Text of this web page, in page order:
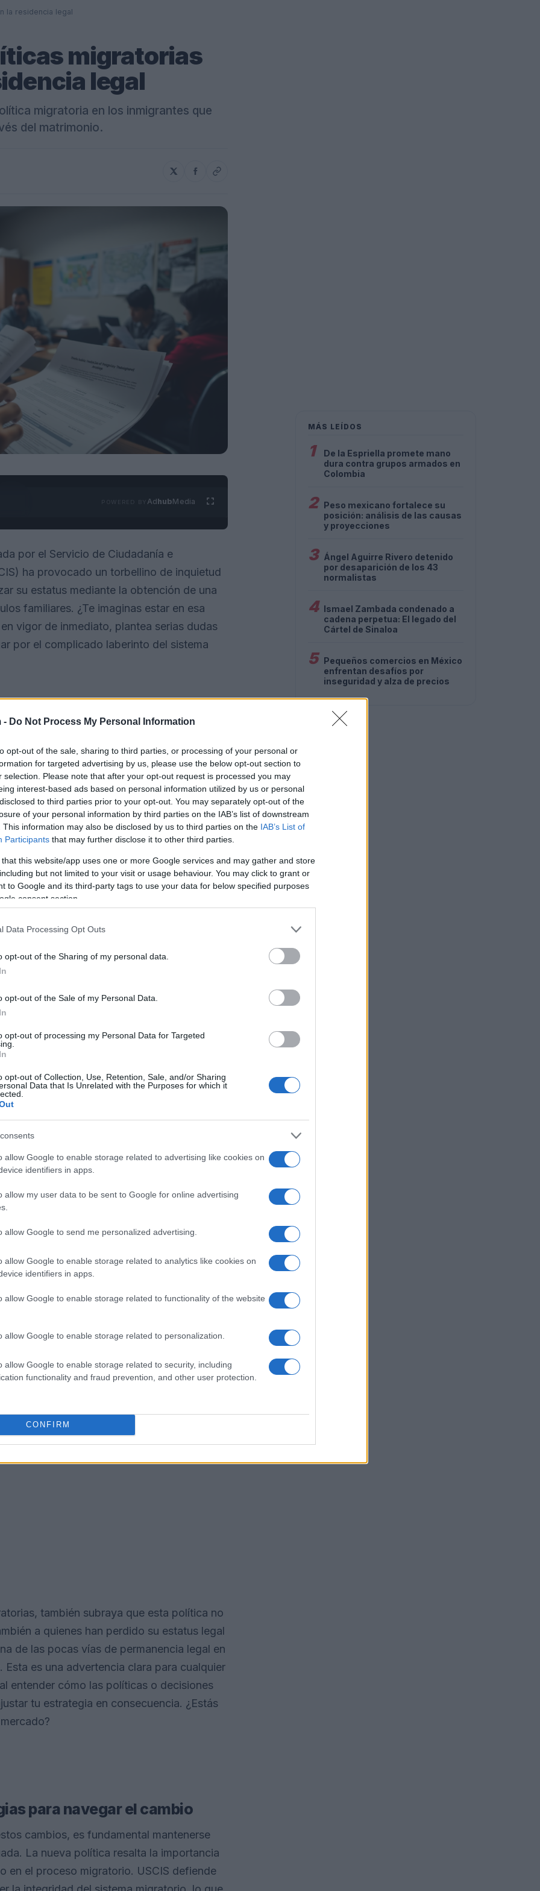
- Do Not Process My Personal Information
opt-out of the sale, sharing to third parties, or processing of your personal or
for targeted advertising by us, please use the below opt-out section to
selection. Please note that after your opt-out request is processed you may
interest-based ads based on personal information utilized by us or personal
to third parties prior to your opt-out. You may separately opt-out of the
of your personal information by third parties on the IAB’s list of downstream
This information may also be disclosed by us to third parties on the IAB’s List of
Participants that may further disclose it to other third parties.
that this website/app uses one or more Google services and may gather and store
but not limited to your visit or usage behaviour. You may click to grant or
to Google and its third-party tags to use your data for below specified purposes
consent section.
Data Processing Opt Outs
opt-out of the Sharing of my personal data.
opt-out of the Sale of my Personal Data.
opt-out of processing my Personal Data for Targeted
opt-out of Collection, Use, Retention, Sale, and/or Sharing
Data that Is Unrelated with the Purposes for which it
allow Google to enable storage related to advertising like cookies on
identifiers in apps.
allow my user data to be sent to Google for online advertising
allow Google to send me personalized advertising.
allow Google to enable storage related to analytics like cookies on
identifiers in apps.
allow Google to enable storage related to functionality of the website
allow Google to enable storage related to personalization.
allow Google to enable storage related to security, including
functionality and fraud prevention, and other user protection.
CONFIRM
la residencia legal
migratorias
legal
migratoria en los inmigrantes que
del matrimonio.
AdhubMedia
por el Servicio de Ciudadanía e
ha provocado un torbellino de inquietud
su estatus mediante la obtención de una
familiares. ¿Te imaginas estar en esa
vigor de inmediato, plantea serias dudas
por el complicado laberinto del sistema
nueva política
endurecer el proceso de obtención de
muchos inmigrantes en un estado de
aquellos sin estatus legal que inicien
de familiares podrían enfrentar
solo de un cambio administrativo; estamos
por el miedo a ser separadas.
en el sistema?
seis meses de 2025, más de 520,000
con más de 2.4 millones de
con más de seis meses sin resolución, el
nueva política puede disuadir a muchos de
que tienen para regularizar su situación.
por no entender su mercado objetivo
migratorio, la historia parece repetirse.
que esta política podría ser un grave
del Immigrants’ Rights Clinic en la
esperaba enfrentarse a una corte
Esto resuena con lecciones que
subestimes la importancia de la confianza
también subraya que esta política no
a quienes han perdido su estatus legal
de las pocas vías de permanencia legal en
es una advertencia clara para cualquier
entender cómo las políticas o decisiones
tu estrategia en consecuencia. ¿Estás
para navegar el cambio
cambios, es fundamental mantenerse
La nueva política resalta la importancia
en el proceso migratorio. USCIS defiende
MÁS LEÍDOS
1
De la Espriella promete mano
dura contra grupos armados en
Colombia
2 Peso mexicano fortalece su
posición: análisis de las causas
y proyecciones
3 Ángel Aguirre Rivero detenido
por desaparición de los 43
normalistas
4 Ismael Zambada condenado a
cadena perpetua: El legado del
Cártel de Sinaloa
5 Pequeños comercios en México
enfrentan desafíos por
inseguridad y alza de precios